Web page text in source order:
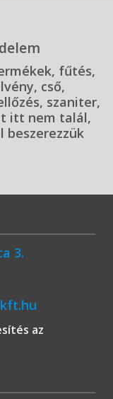
fűtés,
cső,
szaniter,
itt nem talál,
beszerezzük
3.
az